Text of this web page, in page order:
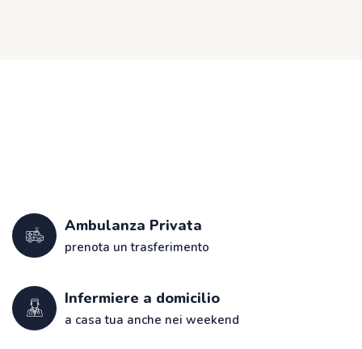
Ambulanza Privata
prenota un trasferimento
Infermiere a domicilio
a casa tua anche nei weekend